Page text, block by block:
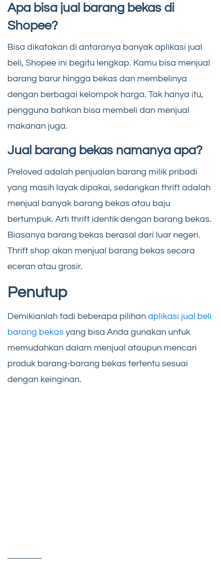
Apa bisa jual barang bekas di
Shopee?
Bisa dikatakan di antaranya banyak aplikasi jual
beli, Shopee ini begitu lengkap. Kamu bisa menjual
barang barur hingga bekas dan membelinya
dengan berbagai kelompok harga. Tak hanya itu,
pengguna bahkan bisa membeli dan menjual
makanan juga.
Jual barang bekas namanya apa?
Preloved adalah penjualan barang milik pribadi
yang masih layak dipakai, sedangkan thrift adalah
menjual banyak barang bekas atau baju
bertumpuk. Arti thrift identik dengan barang bekas.
Biasanya barang bekas berasal dari luar negeri.
Thrift shop akan menjual barang bekas secara
eceran atau grosir.
Penutup
Demikianlah tadi beberapa pilihan aplikasi jual beli
barang bekas yang bisa Anda gunakan untuk
memudahkan dalam menjual ataupun mencari
produk barang-barang bekas tertentu sesuai
dengan keinginan.